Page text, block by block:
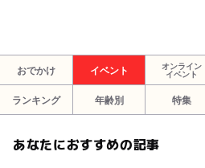
おでかけ イベント
オンライン
イベント
ランキング 年齢別 特集
あなたにおすすめの記事